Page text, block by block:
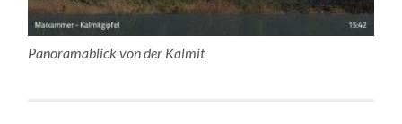
Panoramablick von der Kalmit